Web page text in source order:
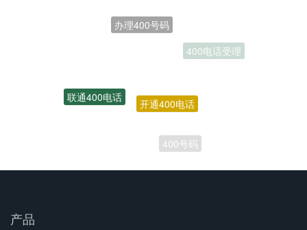
400号码
联通400电话
办理400号码
产品